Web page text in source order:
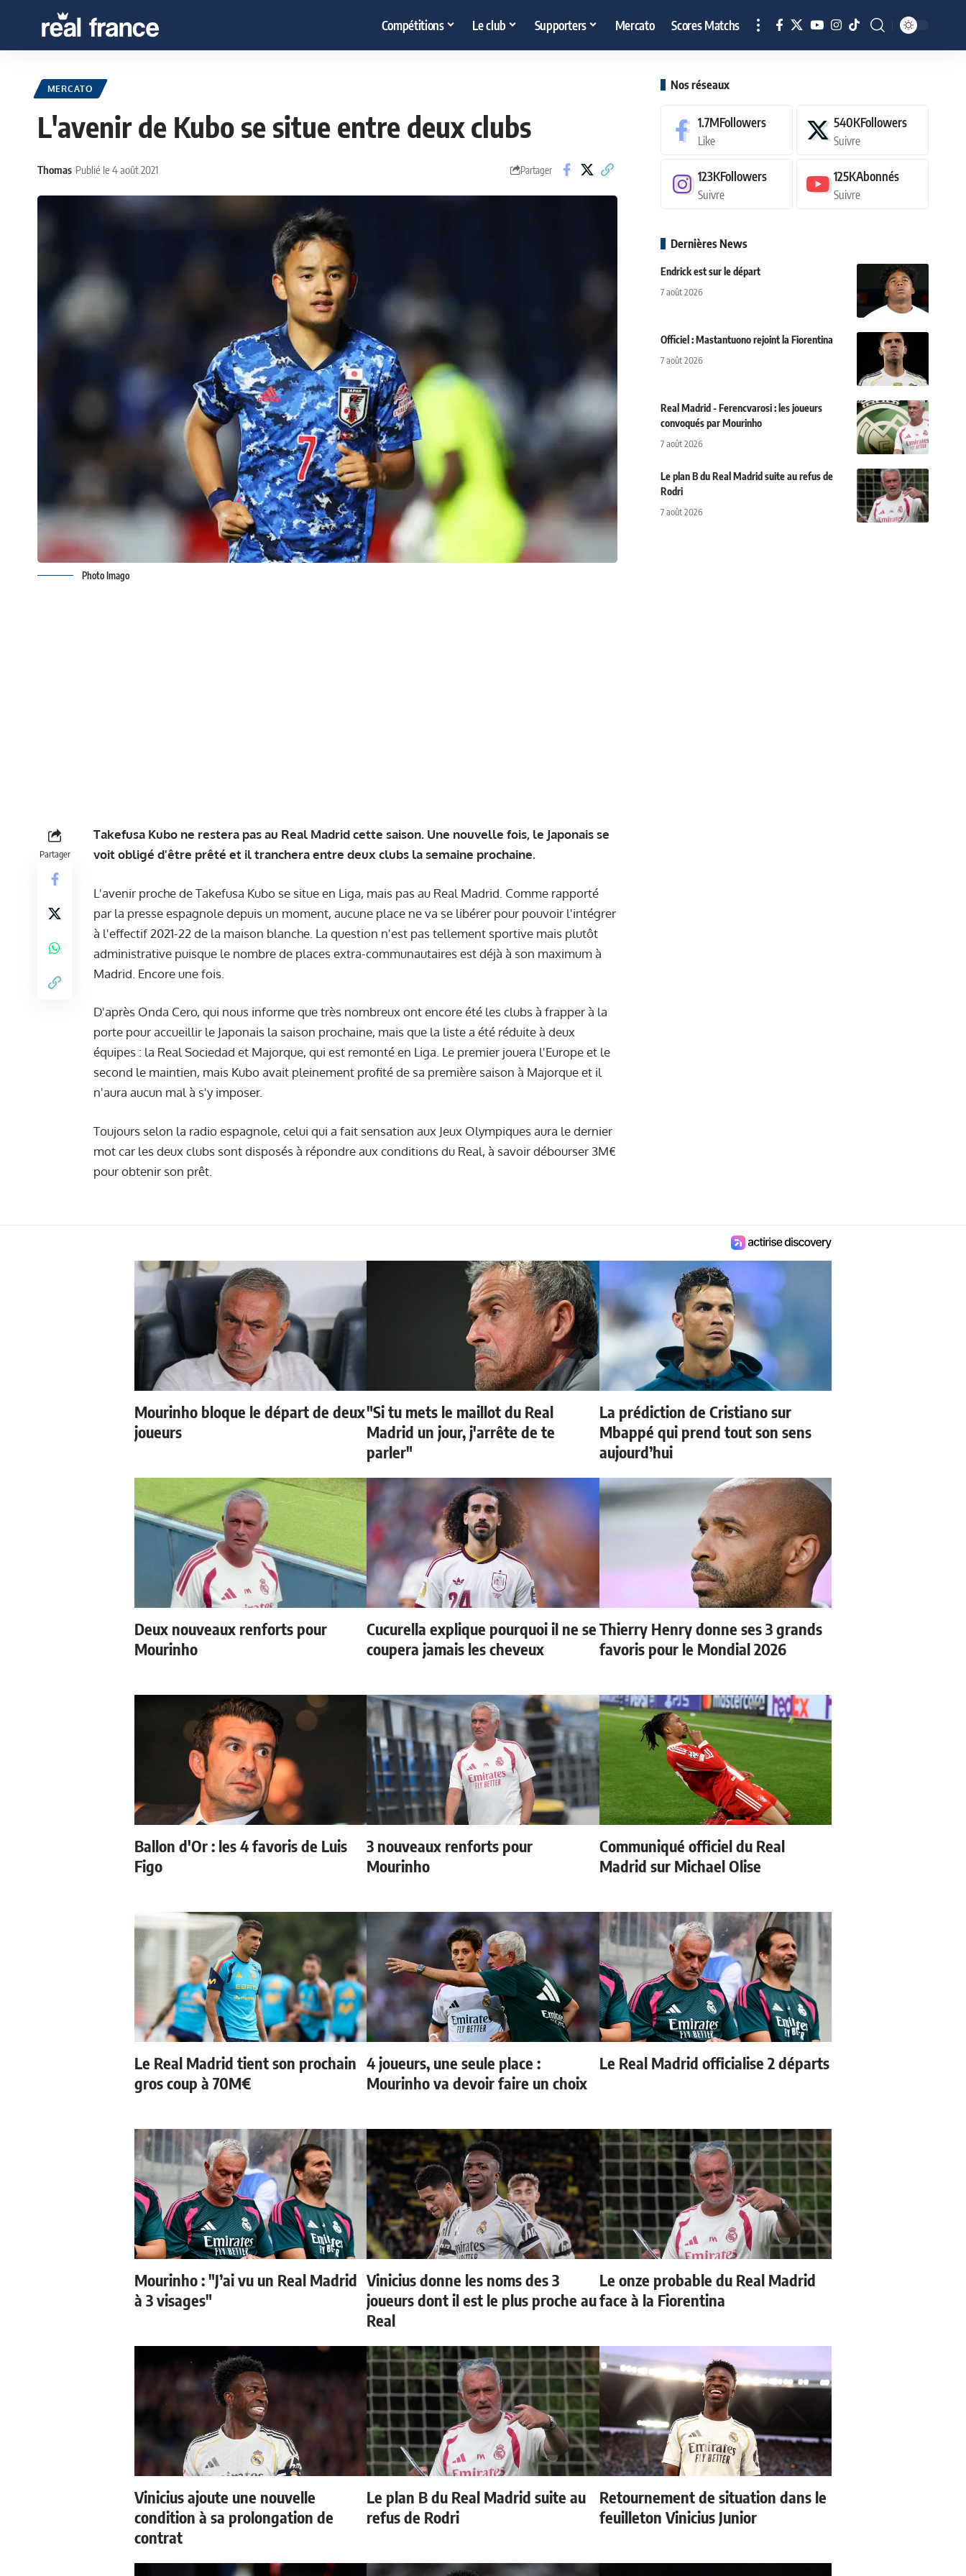
Compétitions Le club Supporters Mercato Scores Matchs
MERCATO
L'avenir de Kubo se situe entre deux clubs
Thomas Publié le 4 août 2021 Partager
Photo Imago
Partager
Takefusa Kubo ne restera pas au Real Madrid cette saison. Une nouvelle fois, le Japonais se
voit obligé d'être prêté et il tranchera entre deux clubs la semaine prochaine.
L'avenir proche de Takefusa Kubo se situe en Liga, mais pas au Real Madrid. Comme rapporté
par la presse espagnole depuis un moment, aucune place ne va se libérer pour pouvoir l'intégrer
à l'effectif 2021-22 de la maison blanche. La question n'est pas tellement sportive mais plutôt
administrative puisque le nombre de places extra-communautaires est déjà à son maximum à
Madrid. Encore une fois.
D'après Onda Cero, qui nous informe que très nombreux ont encore été les clubs à frapper à la
porte pour accueillir le Japonais la saison prochaine, mais que la liste a été réduite à deux
équipes : la Real Sociedad et Majorque, qui est remonté en Liga. Le premier jouera l'Europe et le
second le maintien, mais Kubo avait pleinement profité de sa première saison à Majorque et il
n'aura aucun mal à s'y imposer.
Toujours selon la radio espagnole, celui qui a fait sensation aux Jeux Olympiques aura le dernier
mot car les deux clubs sont disposés à répondre aux conditions du Real, à savoir débourser 3M€
pour obtenir son prêt.
Nos réseaux
1.7MFollowers
Like
540KFollowers
Suivre
123KFollowers
Suivre
125KAbonnés
Suivre
Dernières News
Endrick est sur le départ
7 août 2026
Officiel : Mastantuono rejoint la Fiorentina
7 août 2026
Real Madrid - Ferencvarosi : les joueurs
convoqués par Mourinho
7 août 2026
Le plan B du Real Madrid suite au refus de
Rodri
7 août 2026
Mourinho bloque le départ de deux
joueurs
"Si tu mets le maillot du Real
Madrid un jour, j'arrête de te
parler"
La prédiction de Cristiano sur
Mbappé qui prend tout son sens
aujourd’hui
Deux nouveaux renforts pour
Mourinho
Cucurella explique pourquoi il ne se
coupera jamais les cheveux
Thierry Henry donne ses 3 grands
favoris pour le Mondial 2026
Ballon d'Or : les 4 favoris de Luis
Figo
3 nouveaux renforts pour
Mourinho
Communiqué officiel du Real
Madrid sur Michael Olise
Le Real Madrid tient son prochain
gros coup à 70M€
4 joueurs, une seule place :
Mourinho va devoir faire un choix
Le Real Madrid officialise 2 départs
Mourinho : "J’ai vu un Real Madrid
à 3 visages"
Vinicius donne les noms des 3
joueurs dont il est le plus proche au
Real
Le onze probable du Real Madrid
face à la Fiorentina
Vinicius ajoute une nouvelle
condition à sa prolongation de
contrat
Le plan B du Real Madrid suite au
refus de Rodri
Retournement de situation dans le
feuilleton Vinicius Junior